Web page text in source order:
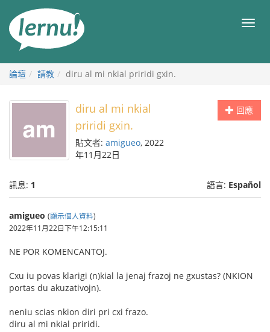
目
論壇 請教 diru al mi nkial priridi gxin.
回應
diru al mi nkial
priridi gxin.
貼文者: amigueo, 2022
年11月22日
訊息: 1 語言: Español
amigueo (顯示個人資料)
2022年11月22日下午12:15:11
NE POR KOMENCANTOJ.
Cxu iu povas klarigi (n)kial la jenaj frazoj ne gxustas? (NKION
portas du akuzativojn).
neniu scias nkion diri pri cxi frazo.
diru al mi nkial priridi.